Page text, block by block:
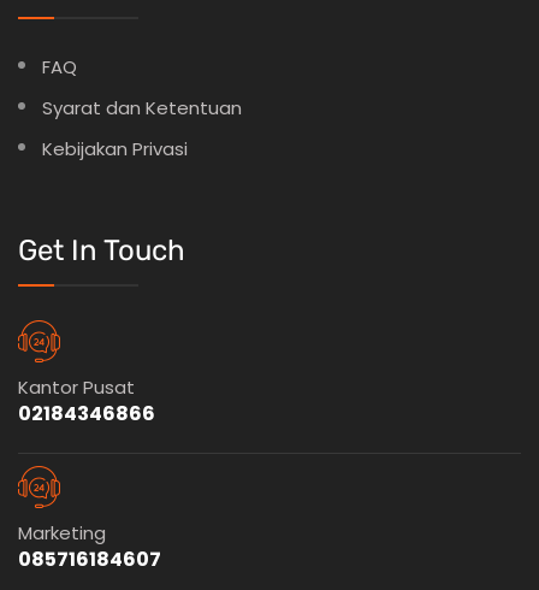
FAQ
Syarat dan Ketentuan
Kebijakan Privasi
Get In Touch
Kantor Pusat
02184346866
Marketing
085716184607